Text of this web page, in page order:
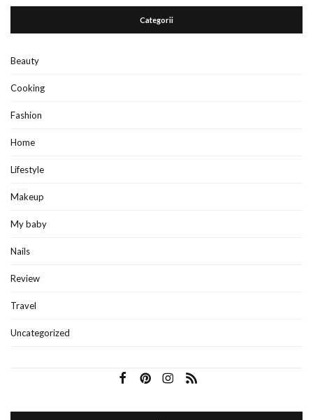
Categorii
Beauty
Cooking
Fashion
Home
Lifestyle
Makeup
My baby
Nails
Review
Travel
Uncategorized